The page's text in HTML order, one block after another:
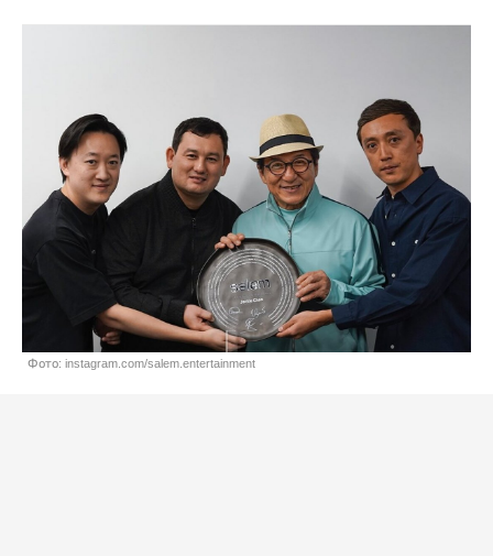
Фото: instagram.com/salem.entertainment